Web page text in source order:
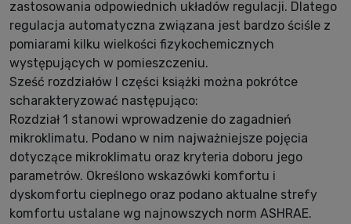
zastosowania odpowiednich układów regulacji. Dlatego
regulacja automatyczna związana jest bardzo ściśle z
pomiarami kilku wielkości fizykochemicznych
występujących w pomieszczeniu.
Sześć rozdziałów I części książki można pokrótce
scharakteryzować następująco:
Rozdział 1 stanowi wprowadzenie do zagadnień
mikroklimatu. Podano w nim najważniejsze pojęcia
dotyczące mikroklimatu oraz kryteria doboru jego
parametrów. Określono wskazówki komfortu i
dyskomfortu cieplnego oraz podano aktualne strefy
komfortu ustalane wg najnowszych norm ASHRAE.